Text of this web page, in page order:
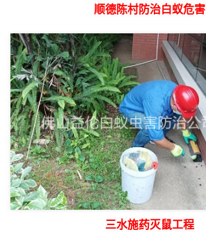
顺德陈村防治白蚁危害
三水施药灭鼠工程